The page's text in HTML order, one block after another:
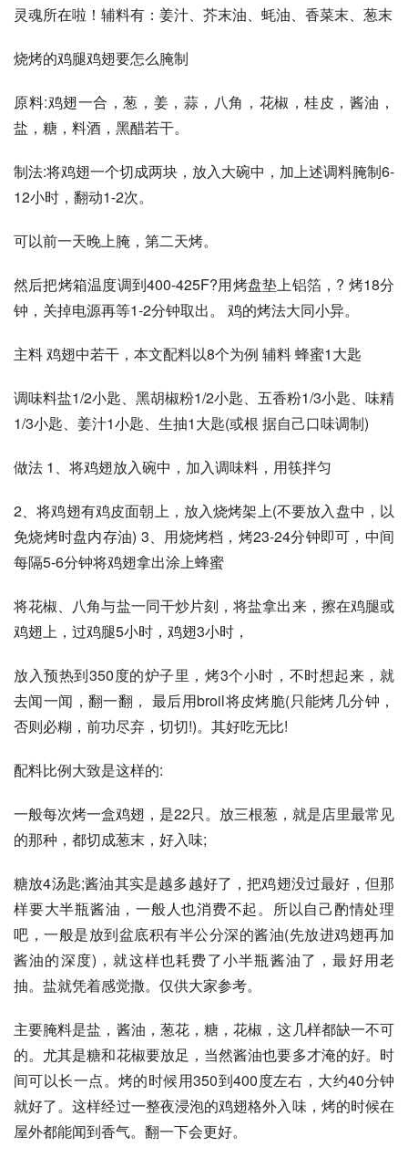
灵魂所在啦！辅料有：姜汁、芥末油、蚝油、香菜末、葱末
烧烤的鸡腿鸡翅要怎么腌制
原料:鸡翅一合，葱，姜，蒜，八角，花椒，桂皮，酱油，
盐，糖，料酒，黑醋若干。
制法:将鸡翅一个切成两块，放入大碗中，加上述调料腌制6-
12小时，翻动1-2次。
可以前一天晚上腌，第二天烤。
然后把烤箱温度调到400-425F?用烤盘垫上铝箔，? 烤18分
钟，关掉电源再等1-2分钟取出。 鸡的烤法大同小异。
主料 鸡翅中若干，本文配料以8个为例 辅料 蜂蜜1大匙
调味料盐1/2小匙、黑胡椒粉1/2小匙、五香粉1/3小匙、味精
1/3小匙、姜汁1小匙、生抽1大匙(或根 据自己口味调制)
做法 1、将鸡翅放入碗中，加入调味料，用筷拌匀
2、将鸡翅有鸡皮面朝上，放入烧烤架上(不要放入盘中，以
免烧烤时盘内存油) 3、用烧烤档，烤23-24分钟即可，中间
每隔5-6分钟将鸡翅拿出涂上蜂蜜
将花椒、八角与盐一同干炒片刻，将盐拿出来，擦在鸡腿或
鸡翅上，过鸡腿5小时，鸡翅3小时，
放入预热到350度的炉子里，烤3个小时，不时想起来，就
去闻一闻，翻一翻， 最后用broil将皮烤脆(只能烤几分钟，
否则必糊，前功尽弃，切切!)。其好吃无比!
配料比例大致是这样的:
一般每次烤一盒鸡翅，是22只。放三根葱，就是店里最常见
的那种，都切成葱末，好入味;
糖放4汤匙;酱油其实是越多越好了，把鸡翅没过最好，但那
样要大半瓶酱油，一般人也消费不起。所以自己酌情处理
吧，一般是放到盆底积有半公分深的酱油(先放进鸡翅再加
酱油的深度)，就这样也耗费了小半瓶酱油了，最好用老
抽。盐就凭着感觉撒。仅供大家参考。
主要腌料是盐，酱油，葱花，糖，花椒，这几样都缺一不可
的。尤其是糖和花椒要放足，当然酱油也要多才淹的好。时
间可以长一点。烤的时候用350到400度左右，大约40分钟
就好了。这样经过一整夜浸泡的鸡翅格外入味，烤的时候在
屋外都能闻到香气。翻一下会更好。